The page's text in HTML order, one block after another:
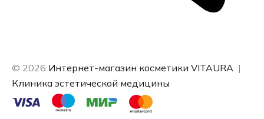
© 2026 Интернет-магазин косметики VITAURA |
Клиника эстетической медицины